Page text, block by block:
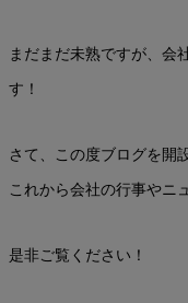
まだまだ未熟ですが、会
す！
さて、この度ブログを開
これから会社の行事やニ
是非ご覧ください！